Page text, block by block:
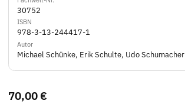
30752
ISBN
978-3-13-244417-1
Autor
Michael Schünke, Erik Schulte, Udo Schumacher
70,00 €